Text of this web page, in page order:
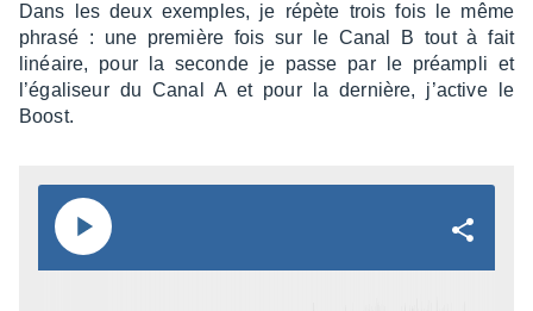
Dans les deux exemples, je répète trois fois le même
phrasé : une première fois sur le Canal B tout à fait
linéaire, pour la seconde je passe par le préam­pli et
l’éga­li­seur du Canal A et pour la dernière, j’ac­tive le
Boost.